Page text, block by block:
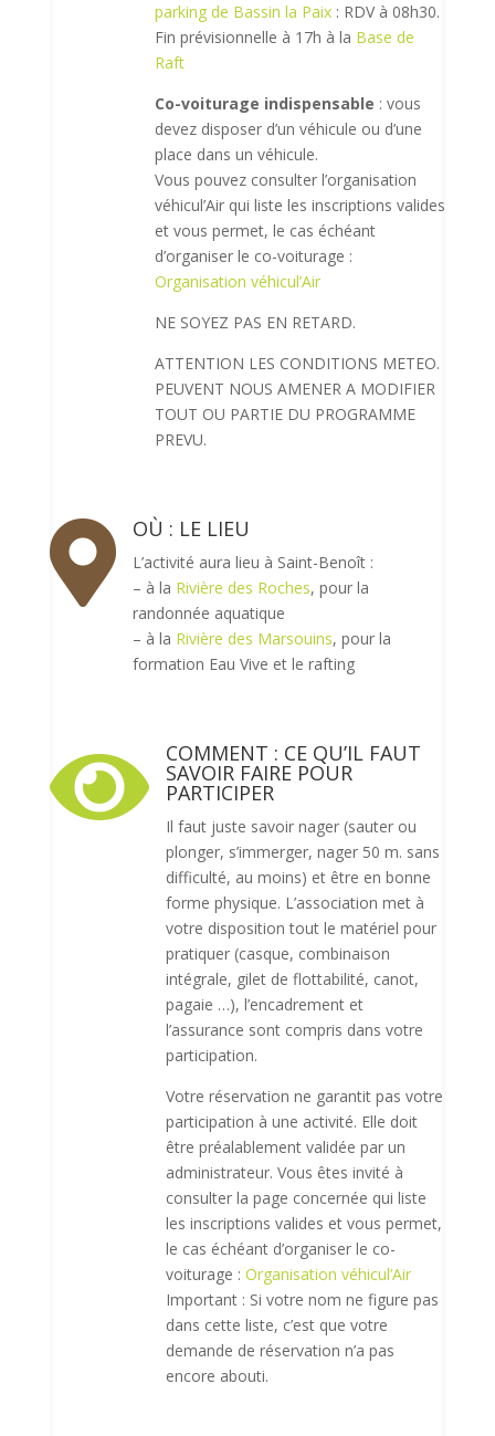
parking de Bassin la Paix: RDV à 08h30.
Fin prévisionnelle à 17h à la Base de
Raft
Co-voiturage indispensable : vous
devez disposer d’un véhicule ou d’une
place dans un véhicule.
Vous pouvez consulter l’organisation
véhicul’Air qui liste les inscriptions valides
et vous permet, le cas échéant
d’organiser le co-voiturage :
Organisation véhicul’Air
NE SOYEZ PAS EN RETARD.
ATTENTION LES CONDITIONS METEO.
PEUVENT NOUS AMENER A MODIFIER
TOUT OU PARTIE DU PROGRAMME
PREVU.
 OÙ : LE LIEU
L’activité aura lieu à Saint-Benoît :
– à la Rivière des Roches, pour la
randonnée aquatique
– à la Rivière des Marsouins, pour la
formation Eau Vive et le rafting
 COMMENT : CE QU’IL FAUT
SAVOIR FAIRE POUR
PARTICIPER
Il faut juste savoir nager (sauter ou
plonger, s’immerger, nager 50 m. sans
difficulté, au moins) et être en bonne
forme physique. L’association met à
votre disposition tout le matériel pour
pratiquer (casque, combinaison
intégrale, gilet de flottabilité, canot,
pagaie …), l’encadrement et
l’assurance sont compris dans votre
participation.
Votre réservation ne garantit pas votre
participation à une activité. Elle doit
être préalablement validée par un
administrateur. Vous êtes invité à
consulter la page concernée qui liste
les inscriptions valides et vous permet,
le cas échéant d’organiser le co-
voiturage : Organisation véhicul’Air
Important : Si votre nom ne figure pas
dans cette liste, c’est que votre
demande de réservation n’a pas
encore abouti.